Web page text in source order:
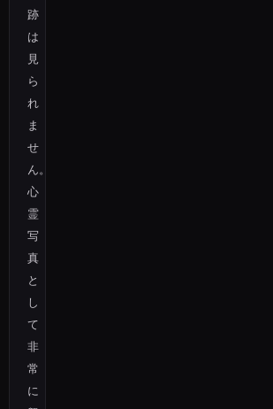
跡
は
見
ら
れ
ま
せ
ん。
心
霊
写
真
と
し
て
非
常
に